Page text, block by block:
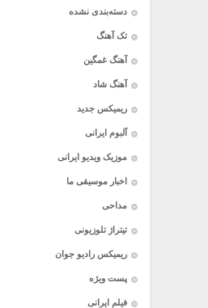
دسته‌بندی نشده
تک آهنگ
آهنگ غمگین
آهنگ شاد
ریمیکس جدید
آلبوم ایرانی
موزیک ویدیو ایرانی
اخبار موسیقی ما
مداحی
تیتراژ تلوزیونی
ریمیکس رادیو جوان
پست ویژه
فیلم ایرانی